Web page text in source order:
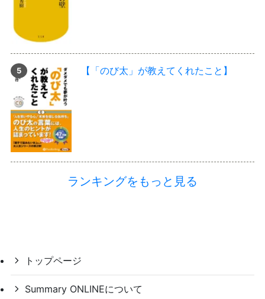
【「のび太」が教えてくれたこと】
ランキングをもっと見る
トップページ
Summary ONLINEについて